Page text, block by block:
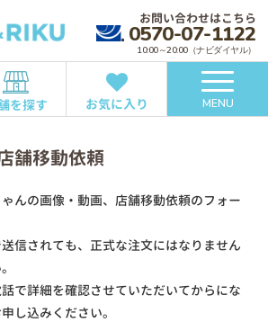
お問い合わせはこちら
0570-07-1122
10:00～20:00（ナビダイヤル）
を探す お気に入り MENU
舗移動依頼
んの画像・動画、店舗移動依頼のフォー
信されても、正式な注文にはなりません
で詳細を確認させていただいてからにな
し込みください。